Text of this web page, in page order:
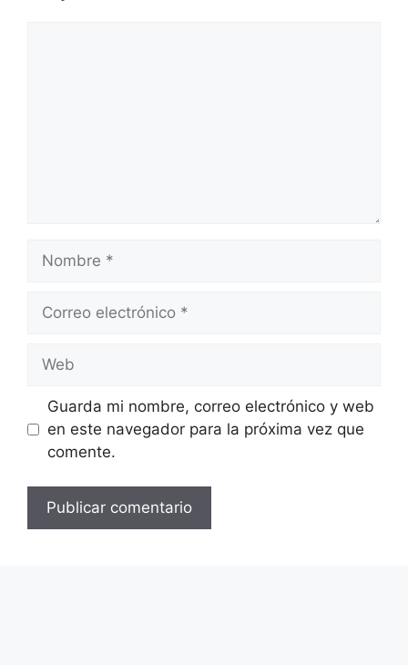
electrónico
Guarda mi nombre, correo electrónico y web
en este navegador para la próxima vez que
comente.